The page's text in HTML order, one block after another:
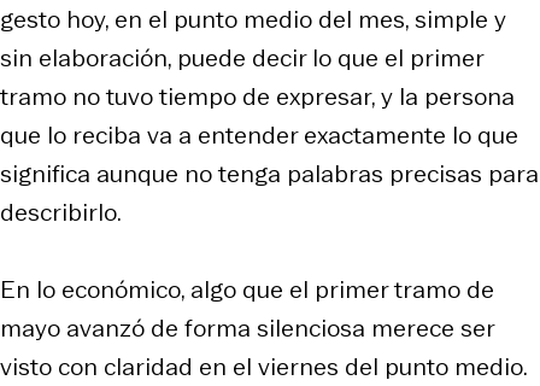
gesto hoy, en el punto medio del mes, simple y
sin elaboración, puede decir lo que el primer
tramo no tuvo tiempo de expresar, y la persona
que lo reciba va a entender exactamente lo que
significa aunque no tenga palabras precisas para
describirlo.
En lo económico, algo que el primer tramo de
mayo avanzó de forma silenciosa merece ser
visto con claridad en el viernes del punto medio.